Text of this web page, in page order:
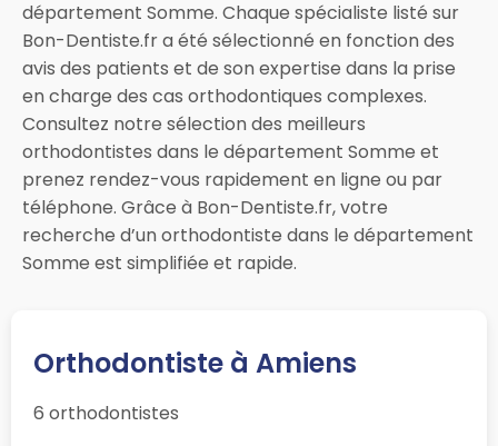
département Somme. Chaque spécialiste listé sur
Bon-Dentiste.fr a été sélectionné en fonction des
avis des patients et de son expertise dans la prise
en charge des cas orthodontiques complexes.
Consultez notre sélection des meilleurs
orthodontistes dans le département Somme et
prenez rendez-vous rapidement en ligne ou par
téléphone. Grâce à Bon-Dentiste.fr, votre
recherche d’un orthodontiste dans le département
Somme est simplifiée et rapide.
Orthodontiste à Amiens
6 orthodontistes